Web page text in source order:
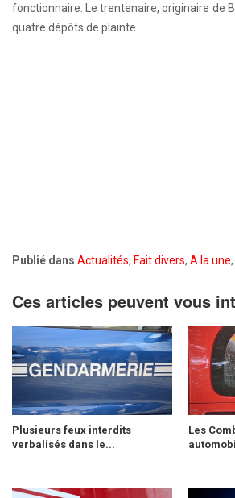
fonctionnaire. Le trentenaire, originaire de
quatre dépôts de plainte.
Publié dans Actualités, Fait divers, A la une,
Ces articles peuvent vous
Plusieurs feux interdits
verbalisés dans le...
Les